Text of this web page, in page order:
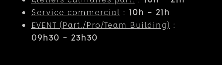
Service commercial : 10h – 21h
EVENT (Part./Pro/Team Building) :
09h30 – 23h30